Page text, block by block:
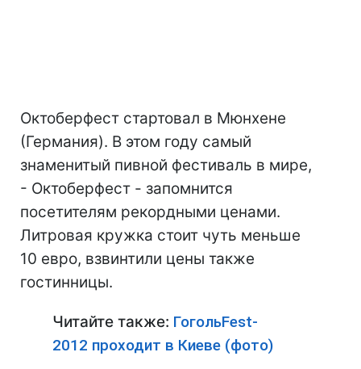
Октоберфест стартовал в Мюнхене
(Германия). В этом году самый
знаменитый пивной фестиваль в мире,
- Октоберфест - запомнится
посетителям рекордными ценами.
Литровая кружка стоит чуть меньше
10 евро, взвинтили цены также
гостинницы.
Читайте также: ГогольFest-
2012 проходит в Киеве (фото)